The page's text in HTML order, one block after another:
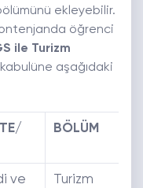
ekleyebilir.
öğrenci
ile Turizm
aşağıdaki
BÖLÜM
ve
Turizm